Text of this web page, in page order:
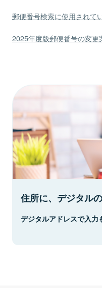
郵便番号検索に使用されて
2025年度版郵便番号の変更
住所に、デジタル
デジタルアドレスで入力